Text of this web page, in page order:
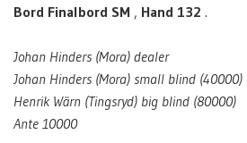
Bord Finalbord SM , Hand 132 .
Johan Hinders (Mora) dealer
Johan Hinders (Mora) small blind (40000)
Henrik Wärn (Tingsryd) big blind (80000)
Ante 10000